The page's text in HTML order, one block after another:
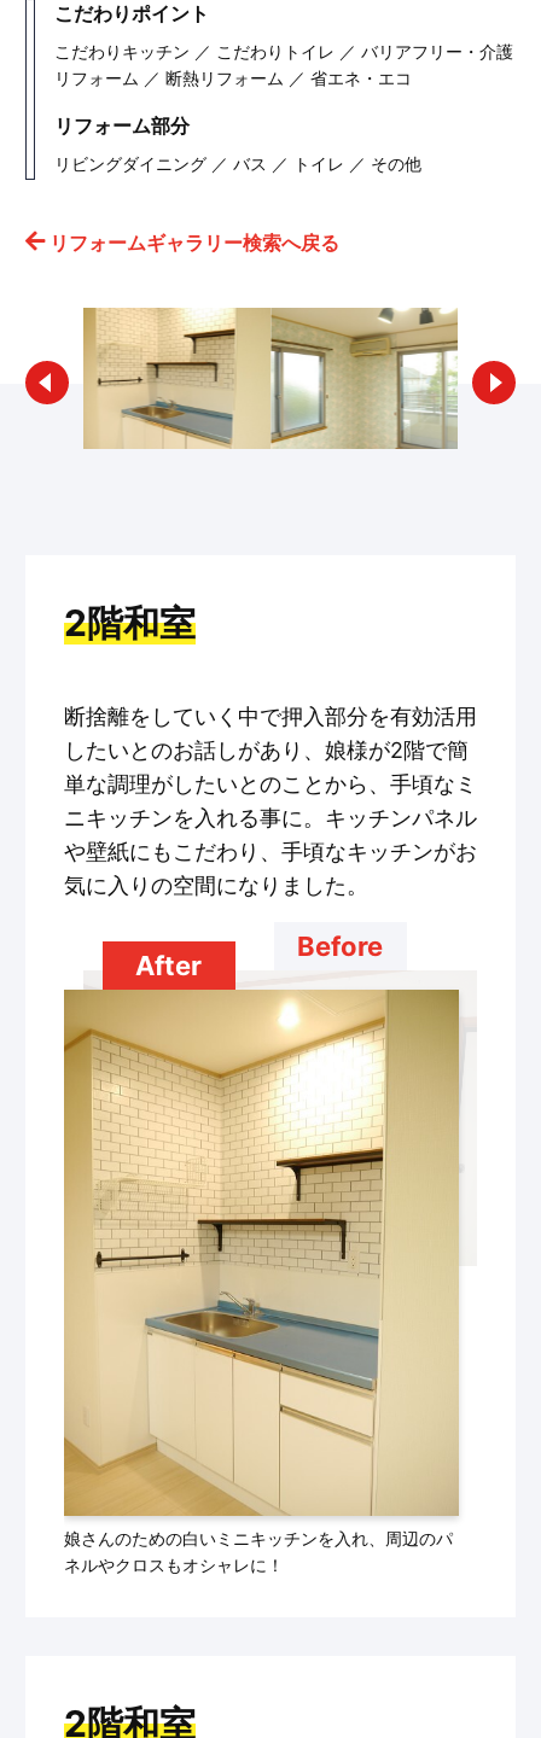
こだわりポイント
こだわりキッチン ／ こだわりトイレ ／ バリアフリー・介護
リフォーム ／ 断熱リフォーム ／ 省エネ・エコ
リフォーム部分
リビングダイニング ／ バス ／ トイレ ／ その他
リフォームギャラリー検索へ戻る
2階和室
断捨離をしていく中で押入部分を有効活用
したいとのお話しがあり、娘様が2階で簡
単な調理がしたいとのことから、手頃なミ
ニキッチンを入れる事に。キッチンパネル
や壁紙にもこだわり、手頃なキッチンがお
気に入りの空間になりました。
Before
娘さんのための白いミニキッチンを入れ、周辺のパ
ネルやクロスもオシャレに！
After
2階和室